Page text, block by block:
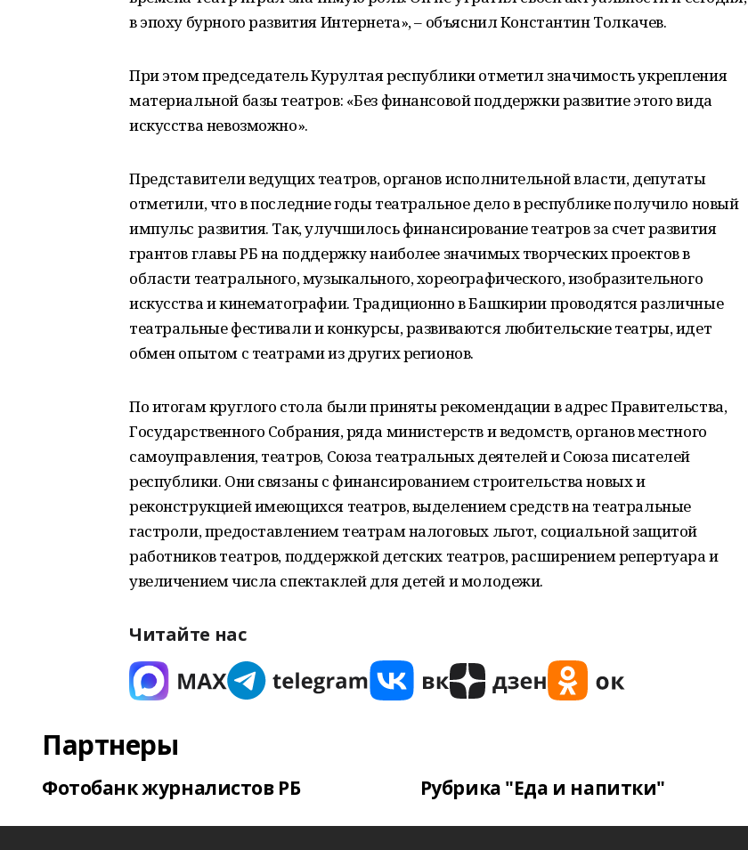
в эпоху бурного развития Интернета», – объяснил Константин Толкачев.
При этом председатель Курултая республики отметил значимость укрепления
материальной базы театров: «Без финансовой поддержки развитие этого вида
искусства невозможно».
Представители ведущих театров, органов исполнительной власти, депутаты
отметили, что в последние годы театральное дело в республике получило новый
импульс развития. Так, улучшилось финансирование театров за счет развития
грантов главы РБ на поддержку наиболее значимых творческих проектов в
области театрального, музыкального, хореографического, изобразительного
искусства и кинематографии. Традиционно в Башкирии проводятся различные
театральные фестивали и конкурсы, развиваются любительские театры, идет
обмен опытом с театрами из других регионов.
По итогам круглого стола были приняты рекомендации в адрес Правительства,
Государственного Собрания, ряда министерств и ведомств, органов местного
самоуправления, театров, Союза театральных деятелей и Союза писателей
республики. Они связаны с финансированием строительства новых и
реконструкцией имеющихся театров, выделением средств на театральные
гастроли, предоставлением театрам налоговых льгот, социальной защитой
работников театров, поддержкой детских театров, расширением репертуара и
увеличением числа спектаклей для детей и молодежи.
Читайте нас
Партнеры
Фотобанк журналистов РБ Рубрика "Еда и напитки"